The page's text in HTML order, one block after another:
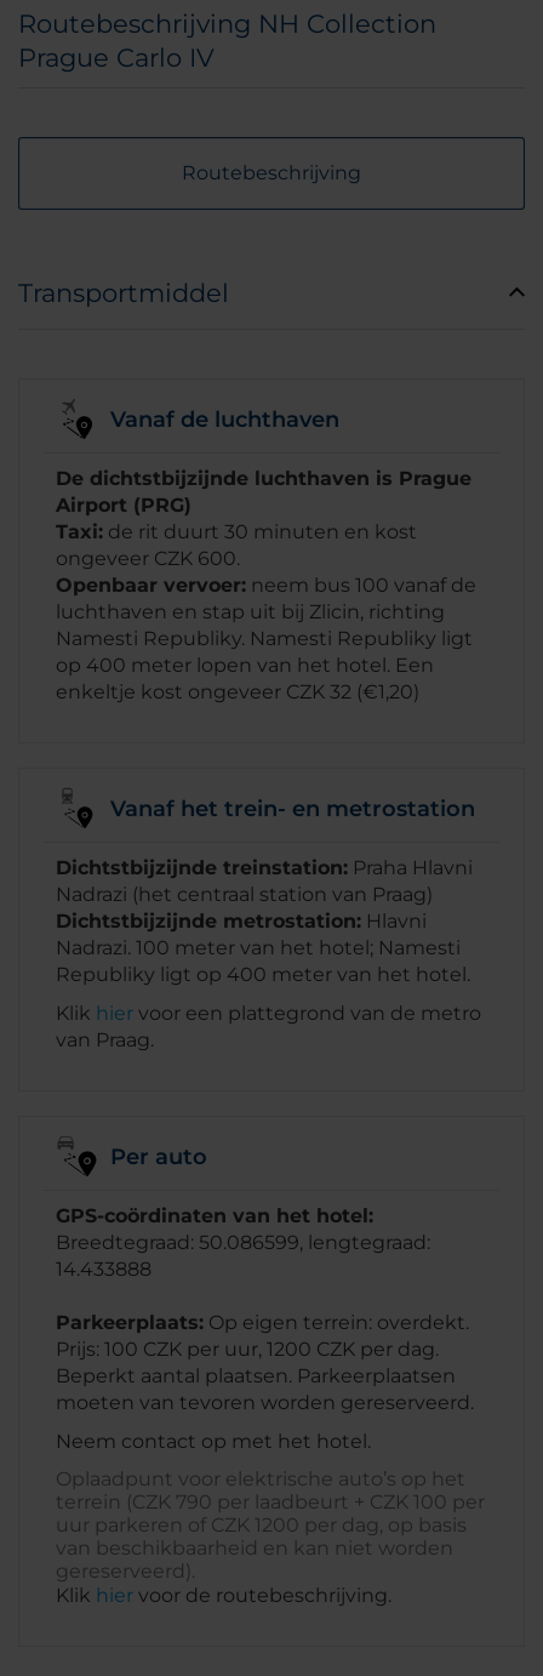
Routebeschrijving NH Collection
Prague Carlo IV
Routebeschrijving
Transportmiddel
Vanaf de luchthaven
De dichtstbijzijnde luchthaven is Prague
Airport (PRG)
Taxi: de rit duurt 30 minuten en kost
ongeveer CZK 600.
Openbaar vervoer: neem bus 100 vanaf de
luchthaven en stap uit bij Zlicin, richting
Namesti Republiky. Namesti Republiky ligt
op 400 meter lopen van het hotel. Een
enkeltje kost ongeveer CZK 32 (€1,20)
Vanaf het trein- en metrostation
Dichtstbijzijnde treinstation: Praha Hlavni
Nadrazi (het centraal station van Praag)
Dichtstbijzijnde metrostation: Hlavni
Nadrazi. 100 meter van het hotel; Namesti
Republiky ligt op 400 meter van het hotel.
Klik hier voor een plattegrond van de metro
van Praag.
Per auto
GPS-coördinaten van het hotel:
Breedtegraad: 50.086599, lengtegraad:
14.433888
Parkeerplaats: Op eigen terrein: overdekt.
Prijs: 100 CZK per uur, 1200 CZK per dag.
Beperkt aantal plaatsen. Parkeerplaatsen
moeten van tevoren worden gereserveerd.
Neem contact op met het hotel.
Oplaadpunt voor elektrische auto’s op het
terrein (CZK 790 per laadbeurt + CZK 100 per
uur parkeren of CZK 1200 per dag, op basis
van beschikbaarheid en kan niet worden
gereserveerd).
Klik hier voor de routebeschrijving.